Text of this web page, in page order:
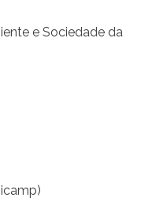
e Sociedade da